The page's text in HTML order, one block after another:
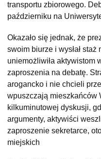
transportu zbiorowego.
październiku na
Okazało się jednak, że
swoim biurze i wysłał
uniemożliwiła aktywistom
zaproszenia na debatę.
arogancko i nie chcieli
wpuszczają mieszkańców
kilkuminutowej dyskusji,
argumenty, aktywiści
zaproszenie sekretarce,
miejskich